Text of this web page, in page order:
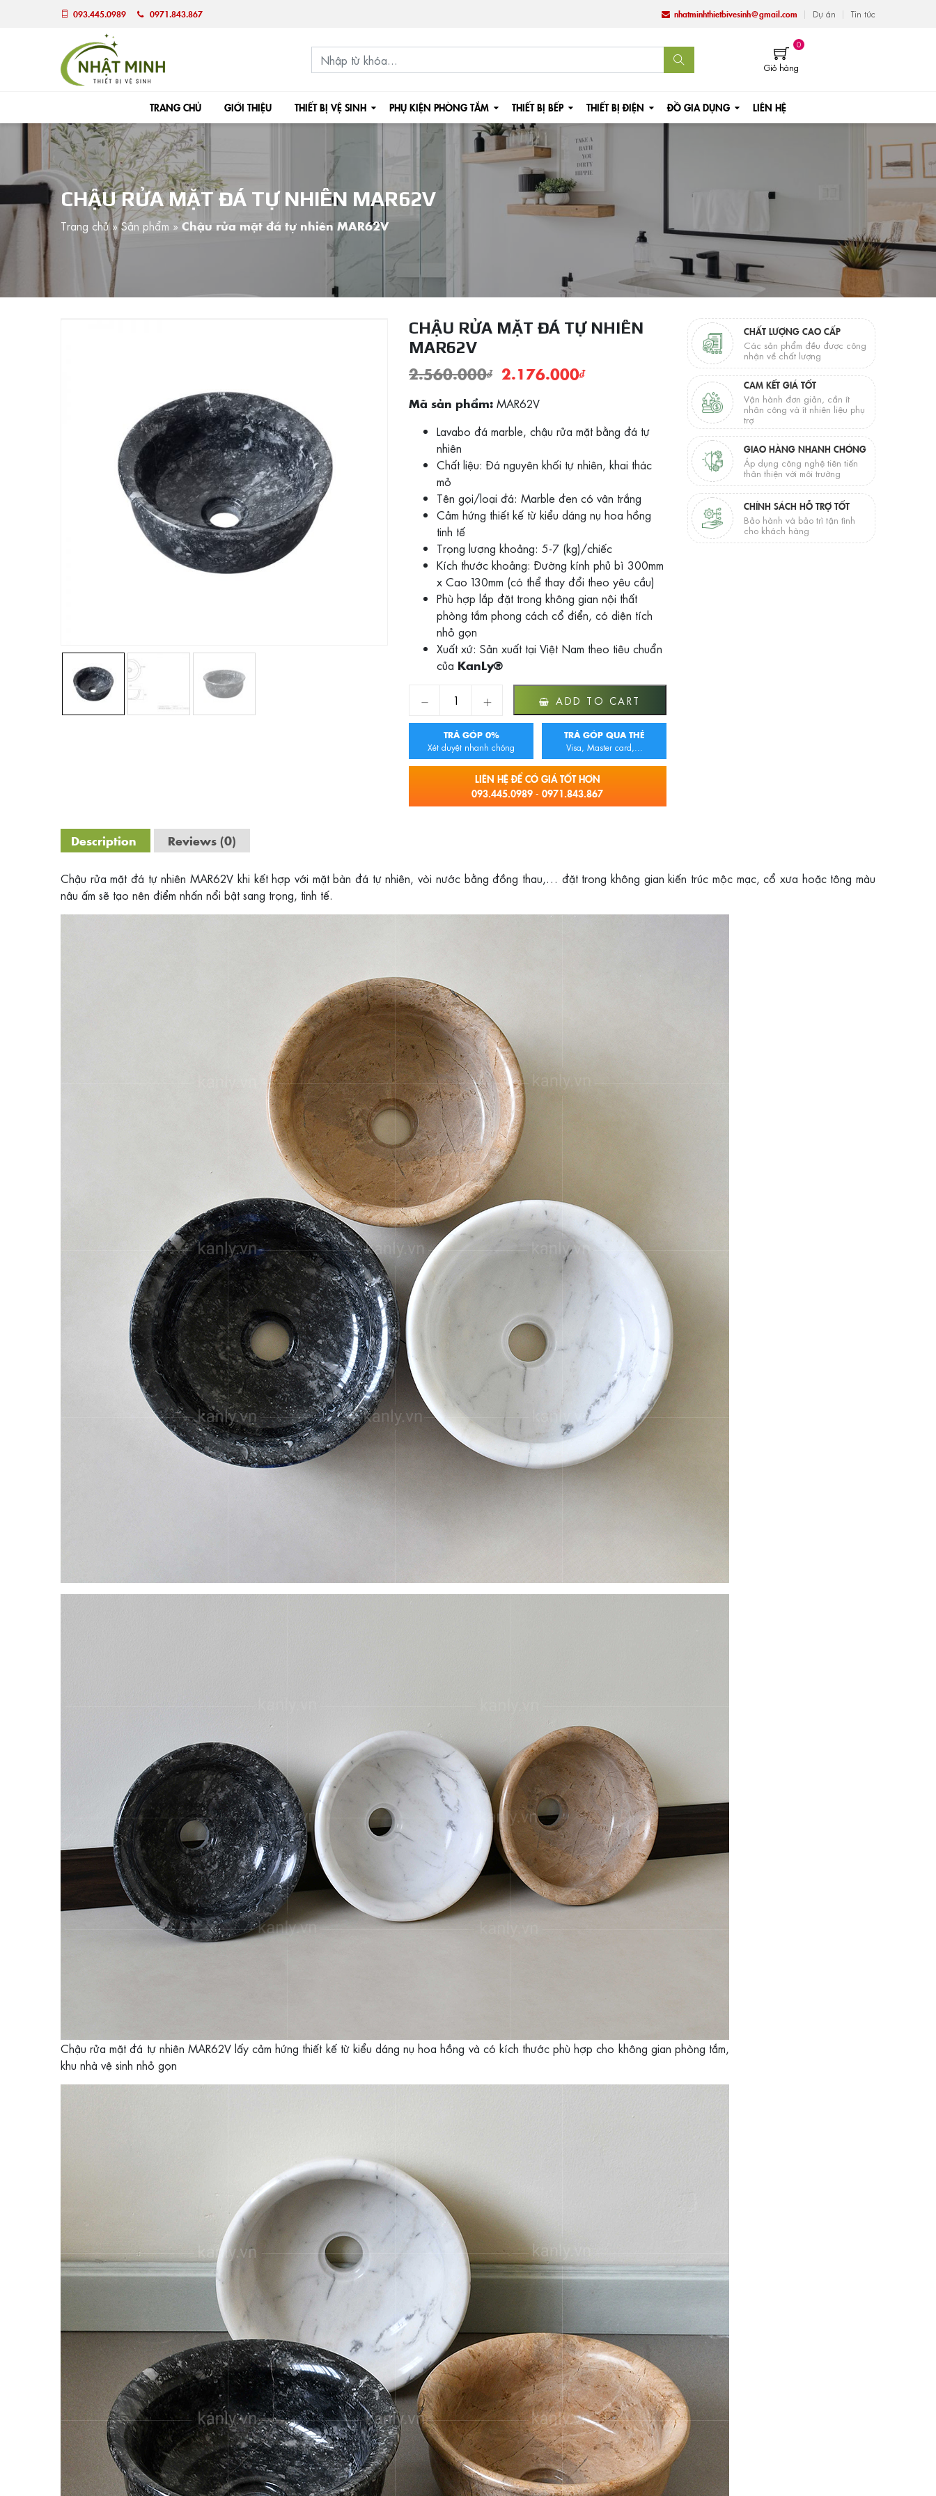
093.445.0989 0971.843.867 nhatminhthietbivesinh@gmail.com Dự án Tin tức
0
Giỏ hàng
TRANG CHỦ GIỚI THIỆU THIẾT BỊ VỆ SINH PHỤ KIỆN PHÒNG TẮM THIẾT BỊ BẾP THIẾT BỊ ĐIỆN ĐỒ GIA DỤNG LIÊN HỆ
CHẬU RỬA MẶT ĐÁ TỰ NHIÊN MAR62V
Trang chủ»Sản phẩm »Chậu rửa mặt đá tự nhiên MAR62V
CHẬU RỬA MẶT ĐÁ TỰ NHIÊN
MAR62V
2.560.000₫ 2.176.000₫
Mã sản phẩm: MAR62V
Lavabo đá marble, chậu rửa mặt bằng đá tự
nhiên
Chất liệu: Đá nguyên khối tự nhiên, khai thác
mỏ
Tên gọi/loại đá: Marble đen có vân trắng
Cảm hứng thiết kế từ kiểu dáng nụ hoa hồng
tinh tế
Trọng lượng khoảng: 5-7 (kg)/chiếc
Kích thước khoảng: Ðường kính phủ bì 300mm
x Cao 130mm (có thể thay đổi theo yêu cầu)
Phù hợp lắp đặt trong không gian nội thất
phòng tắm phong cách cổ điển, có diện tích
nhỏ gọn
Xuất xứ: Sản xuất tại Việt Nam theo tiêu chuẩn
của KanLy®
Chậu rửa mặt đá tự nhiên MAR62V quantity
ADD TO CART
TRẢ GÓP 0%
Xét duyệt nhanh chóng
TRẢ GÓP QUA THẺ
Visa, Master card,...
LIÊN HỆ ĐỂ CÓ GIÁ TỐT HƠN
093.445.0989 - 0971.843.867
CHẤT LƯỢNG CAO CẤP
Các sản phẩm đều được công
nhận về chất lượng
CAM KẾT GIÁ TỐT
Vận hành đơn giản, cần ít
nhân công và ít nhiên liệu phụ
trợ
GIAO HÀNG NHANH CHÓNG
Áp dụng công nghệ tiên tiến
thân thiện với môi trường
CHÍNH SÁCH HỖ TRỢ TỐT
Bảo hành và bảo trì tận tình
cho khách hàng
Description Reviews (0)
Chậu rửa mặt đá tự nhiên MAR62V khi kết hợp với mặt bàn đá tự nhiên, vòi nước bằng đồng thau,… đặt trong không gian kiến trúc mộc mạc, cổ xưa hoặc tông màu
nâu ấm sẽ tạo nên điểm nhấn nổi bật sang trọng, tinh tế.
Chậu rửa mặt đá tự nhiên MAR62V lấy cảm hứng thiết kế từ kiểu dáng nụ hoa hồng và có kích thước phù hợp cho không gian phòng tắm,
khu nhà vệ sinh nhỏ gọn